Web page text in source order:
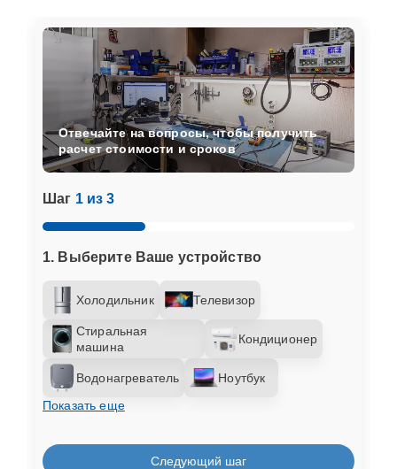
Шаг 1 из 3
1. Выберите Ваше устройство
Холодильник Телевизор
Стиральная
машина
Кондиционер
Водонагреватель
Ноутбук
Показать еще
Отвечайте на вопросы, чтобы получить
расчет стоимости и сроков
Следующий шаг